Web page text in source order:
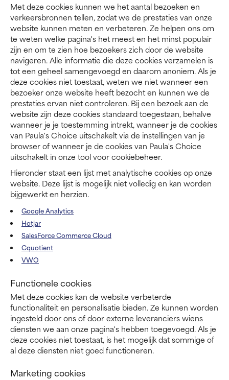
Met deze cookies kunnen we het aantal bezoeken en
verkeersbronnen tellen, zodat we de prestaties van onze
website kunnen meten en verbeteren. Ze helpen ons om
te weten welke pagina's het meest en het minst populair
zijn en om te zien hoe bezoekers zich door de website
navigeren. Alle informatie die deze cookies verzamelen is
tot een geheel samengevoegd en daarom anoniem. Als je
deze cookies niet toestaat, weten we niet wanneer een
bezoeker onze website heeft bezocht en kunnen we de
prestaties ervan niet controleren. Bij een bezoek aan de
website zijn deze cookies standaard toegestaan, behalve
wanneer je je toestemming intrekt, wanneer je de cookies
van Paula's Choice uitschakelt via de instellingen van je
browser of wanneer je de cookies van Paula's Choice
uitschakelt in onze tool voor cookiebeheer.
Hieronder staat een lijst met analytische cookies op onze
website. Deze lijst is mogelijk niet volledig en kan worden
bijgewerkt en herzien.
Google Analytics
Hotjar
SalesForce Commerce Cloud
Cquotient
VWO
Functionele cookies
Met deze cookies kan de website verbeterde
functionaliteit en personalisatie bieden. Ze kunnen worden
ingesteld door ons of door externe leveranciers wiens
diensten we aan onze pagina's hebben toegevoegd. Als je
deze cookies niet toestaat, is het mogelijk dat sommige of
al deze diensten niet goed functioneren.
Marketing cookies